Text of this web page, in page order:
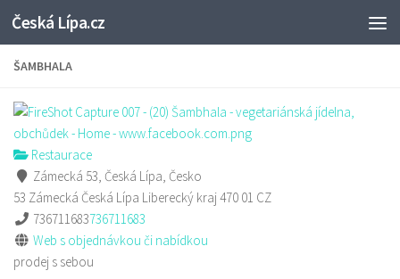
Skip to content
Česká Lípa.cz
ŠAMBHALA
Restaurace
Zámecká 53, Česká Lípa, Česko
53 Zámecká Česká Lípa Liberecký kraj470 01 CZ
736711683736711683
Web s objednávkou či nabídkou
prodej s sebou